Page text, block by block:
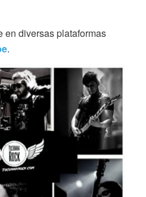
en diversas plataformas
.